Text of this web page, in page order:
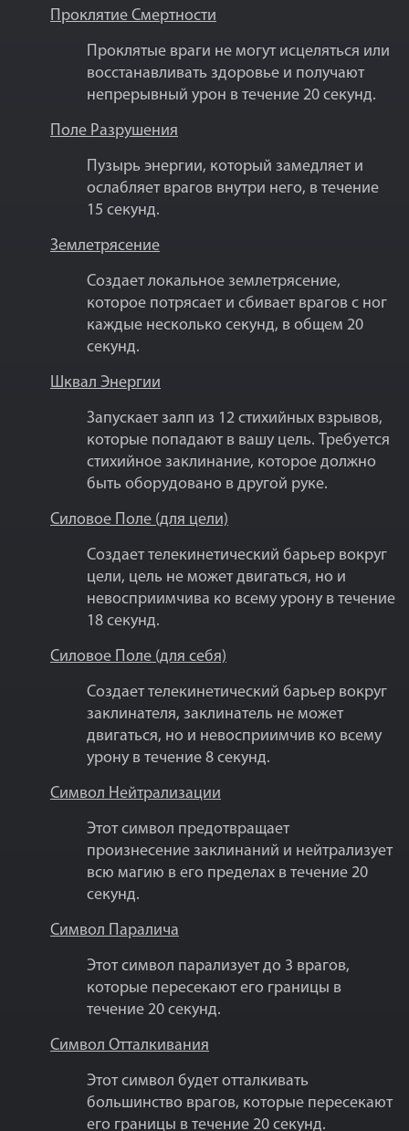
Проклятие Смертности
Проклятые враги не могут исцеляться или
восстанавливать здоровье и получают
непрерывный урон в течение 20 секунд.
Поле Разрушения
Пузырь энергии, который замедляет и
ослабляет врагов внутри него, в течение
15 секунд.
Землетрясение
Создает локальное землетрясение,
которое потрясает и сбивает врагов с ног
каждые несколько секунд, в общем 20
секунд.
Шквал Энергии
Запускает залп из 12 стихийных взрывов,
которые попадают в вашу цель. Требуется
стихийное заклинание, которое должно
быть оборудовано в другой руке.
Силовое Поле (для цели)
Создает телекинетический барьер вокруг
цели, цель не может двигаться, но и
невосприимчива ко всему урону в течение
18 секунд.
Силовое Поле (для себя)
Создает телекинетический барьер вокруг
заклинателя, заклинатель не может
двигаться, но и невосприимчив ко всему
урону в течение 8 секунд.
Символ Нейтрализации
Этот символ предотвращает
произнесение заклинаний и нейтрализует
всю магию в его пределах в течение 20
секунд.
Символ Паралича
Этот символ парализует до 3 врагов,
которые пересекают его границы в
течение 20 секунд.
Символ Отталкивания
Этот символ будет отталкивать
большинство врагов, которые пересекают
его границы в течение 20 секунд.